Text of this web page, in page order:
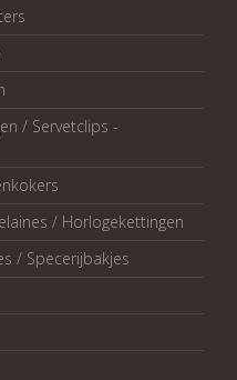
/ Servetclips -
/ Horlogekettingen
/ Specerijbakjes